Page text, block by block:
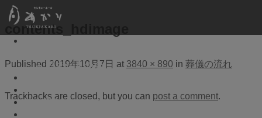
月あかりの会
館内紹介
contents_hdimage
Published 2019年10月7日 at 3840 × 890 in 葬儀の流れ
Trackbacks are closed, but you can post a comment.